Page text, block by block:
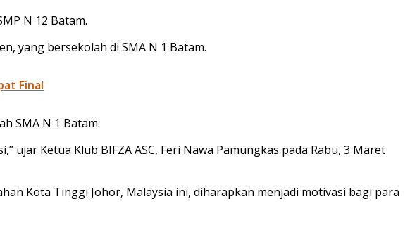
N 12 Batam.
yang bersekolah di SMA N 1 Batam.
Final
SMA N 1 Batam.
ujar Ketua Klub BIFZA ASC, Feri Nawa Pamungkas pada Rabu, 3 Maret
Kota Tinggi Johor, Malaysia ini, diharapkan menjadi motivasi bagi para